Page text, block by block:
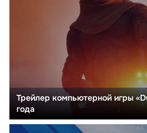
Трейлер компьютерной игры
года